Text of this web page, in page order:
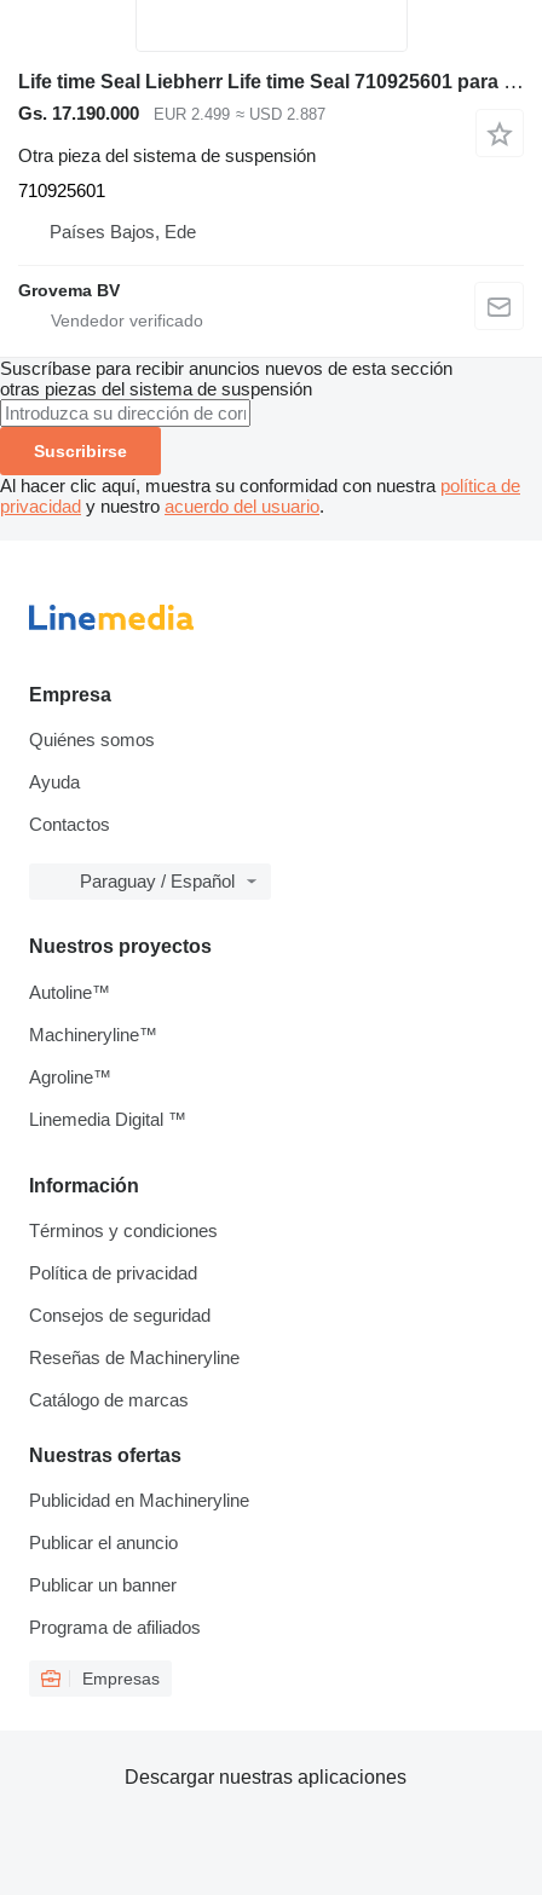
Life time Seal Liebherr Life time Seal 710925601 para Liebherr R946 LC / A944C Li / A914C li / A934C Li excavadora
Gs. 17.190.000 EUR 2.499 ≈ USD 2.887
Otra pieza del sistema de suspensión
710925601
Países Bajos, Ede
Grovema BV
Suscríbase para recibir anuncios nuevos de esta sección
otras piezas del sistema de suspensión
Suscribirse
Al hacer clic aquí, muestra su conformidad con nuestra política de
privacidad y nuestro acuerdo del usuario.
Empresa
Quiénes somos
Ayuda
Contactos
Paraguay / Español
Información
Términos y condiciones
Política de privacidad
Consejos de seguridad
Reseñas de Machineryline
Catálogo de marcas
Nuestras ofertas
Publicidad en Machineryline
Publicar el anuncio
Publicar un banner
Programa de afiliados
Empresas
Nuestros proyectos
Autoline™
Machineryline™
Agroline™
Linemedia Digital ™
Descargar nuestras aplicaciones